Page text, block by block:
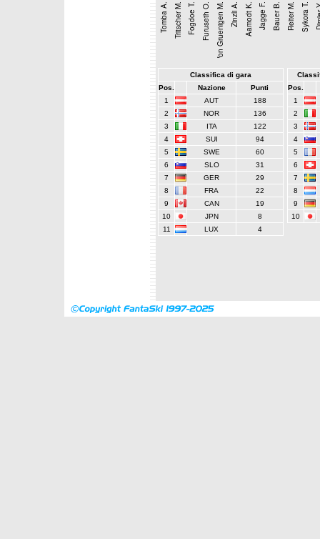
Classifica di gara
Pos.
Nazione
Punti
1
AUT
188
2
NOR
136
3
ITA
122
4
SUI
94
5
SWE
60
6
SLO
31
7
GER
29
8
FRA
22
9
CAN
19
10
JPN
8
11
LUX 4
Pos.
1
2
3
4
5
6
7
8
9
10